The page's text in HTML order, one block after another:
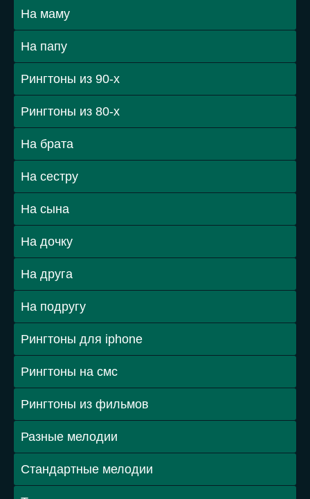
На маму
На папу
Рингтоны из 90-х
Рингтоны из 80-х
На брата
На сестру
На сына
На дочку
На друга
На подругу
Рингтоны для iphone
Рингтоны на смс
Рингтоны из фильмов
Разные мелодии
Стандартные мелодии